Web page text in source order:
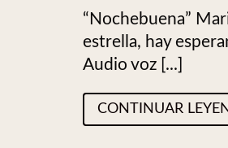
“Nochebuena”
estrella, hay
Audio voz [...]
CONTINUAR